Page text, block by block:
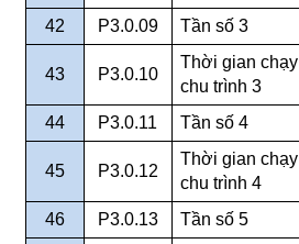
42 P3.0.09 Tần số 3
43 P3.0.10
Thời gian chạy
chu trình 3
44 P3.0.11 Tần số 4
45 P3.0.12
Thời gian chạy
chu trình 4
46 P3.0.13 Tần số 5